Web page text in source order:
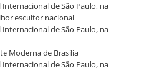
Internacional de São Paulo, na
escultor nacional
Internacional de São Paulo, na
Moderna de Brasília
Internacional de São Paulo, na